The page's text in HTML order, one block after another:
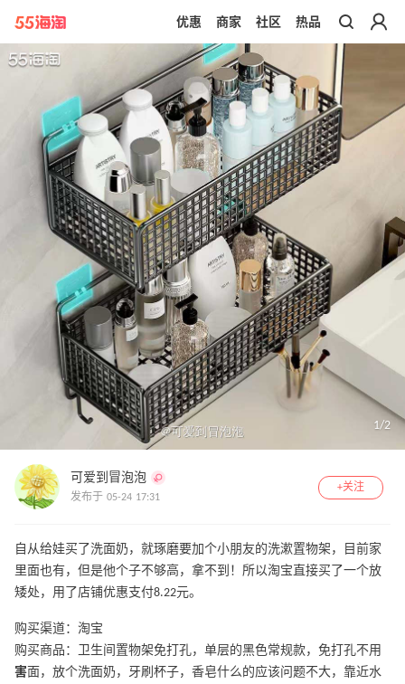
带你去官网买正品
优惠 商家 社区 热品
1/2
可爱到冒泡泡
发布于 05-24 17:31
+关注
自从给娃买了洗面奶，就琢磨要加个小朋友的洗漱置物架，目前家
里面也有，但是他个子不够高，拿不到！所以淘宝直接买了一个放
矮处，用了店铺优惠支付8.22元。
购买渠道：淘宝
购买商品：卫生间置物架免打孔，单层的黑色常规款，免打孔不用
害面，放个洗面奶，牙刷杯子，香皂什么的应该问题不大，靠近水